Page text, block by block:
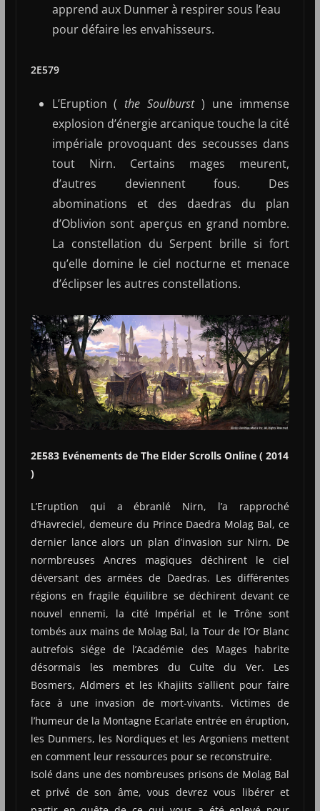
apprend aux Dunmer à respirer sous l’eau
pour défaire les envahisseurs.
2E579
L’Eruption ( the Soulburst ) une immense
explosion d’énergie arcanique touche la cité
impériale provoquant des secousses dans
tout Nirn. Certains mages meurent,
d’autres deviennent fous. Des
abominations et des daedras du plan
d’Oblivion sont aperçus en grand nombre.
La constellation du Serpent brille si fort
qu’elle domine le ciel nocturne et menace
d’éclipser les autres constellations.
2E583 Evénements de The Elder Scrolls Online ( 2014
)
L’Eruption qui a ébranlé Nirn, l’a rapproché
d’Havreciel, demeure du Prince Daedra Molag Bal, ce
dernier lance alors un plan d’invasion sur Nirn. De
normbreuses Ancres magiques déchirent le ciel
déversant des armées de Daedras. Les différentes
régions en fragile équilibre se déchirent devant ce
nouvel ennemi, la cité Impérial et le Trône sont
tombés aux mains de Molag Bal, la Tour de l’Or Blanc
autrefois siége de l’Académie des Mages habrite
désormais les membres du Culte du Ver. Les
Bosmers, Aldmers et les Khajiits s’allient pour faire
face à une invasion de mort-vivants. Victimes de
l’humeur de la Montagne Ecarlate entrée en éruption,
les Dunmers, les Nordiques et les Argoniens mettent
en comment leur ressources pour se reconstruire.
Isolé dans une des nombreuses prisons de Molag Bal
et privé de son âme, vous devrez vous libérer et